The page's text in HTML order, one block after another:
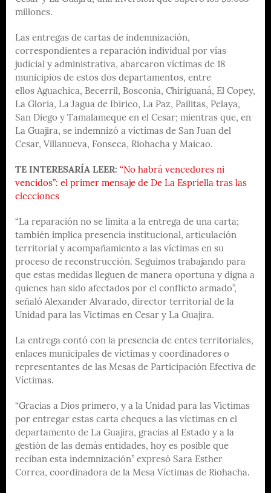
millones.
Las entregas de cartas de indemnización,
correspondientes a reparación individual por vías
judicial y administrativa, abarcaron víctimas de 18
municipios de estos dos departamentos, entre
ellos Aguachica, Becerril, Bosconia, Chiriguaná, El Copey,
La Gloria, La Jagua de Ibirico, La Paz, Pailitas, Pelaya,
San Diego y Tamalameque en el Cesar; mientras que, en
La Guajira, se indemnizó a víctimas de San Juan del
Cesar, Villanueva, Fonseca, Riohacha y Maicao.
TE INTERESARÍA LEER: “No habrá vencedores ni
vencidos”: el primer mensaje de De La Espriella tras las
elecciones
“La reparación no se limita a la entrega de una carta;
también implica presencia institucional, articulación
territorial y acompañamiento a las víctimas en su
proceso de reconstrucción. Seguimos trabajando para
que estas medidas lleguen de manera oportuna y digna a
quienes han sido afectados por el conflicto armado”,
señaló Alexander Alvarado, director territorial de la
Unidad para las Víctimas en Cesar y La Guajira.
La entrega contó con la presencia de entes territoriales,
enlaces municipales de víctimas y coordinadores o
representantes de las Mesas de Participación Efectiva de
Víctimas.
“Gracias a Dios primero, y a la Unidad para las Víctimas
por entregar estas carta cheques a las víctimas en el
departamento de La Guajira, gracias al Estado y a la
gestión de las demás entidades, hoy es posible que
reciban esta indemnización” expresó Sara Esther
Correa, coordinadora de la Mesa Víctimas de Riohacha.